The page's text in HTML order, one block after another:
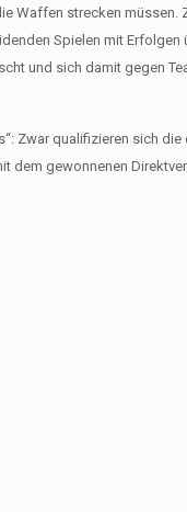
Waffen strecken müssen.
Spielen mit Erfolgen
und sich damit gegen
Zwar qualifizieren sich
dem gewonnenen